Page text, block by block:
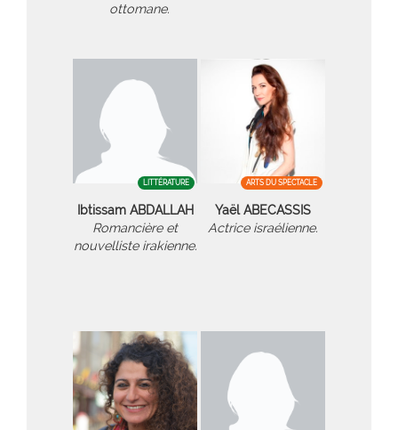
ottomane.
LITTÉRATURE
Ibtissam ABDALLAH
Romancière et
nouvelliste irakienne.
ARTS DU SPECTACLE
Yaël ABECASSIS
Actrice israélienne.